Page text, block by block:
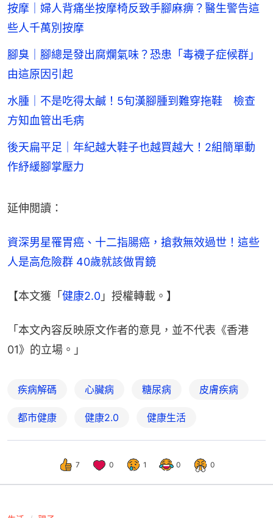
按摩｜婦人背痛坐按摩椅反致手腳麻痹？醫生警告這
些人千萬別按摩
腳臭｜腳總是發出腐爛氣味？恐患「毒襪子症候群」
由這原因引起
水腫｜不是吃得太鹹！5旬漢腳腫到難穿拖鞋 檢查
方知血管出毛病
後天扁平足｜年紀越大鞋子也越買越大！2組簡單動
作紓緩腳掌壓力
延伸閲讀：
資深男星罹胃癌、十二指腸癌，搶救無效過世！這些
人是高危險群 40歲就該做胃鏡
【本文獲「 健康2.0 」授權轉載。】
「本文內容反映原文作者的意見，並不代表《香港
01》的立場。」
疾病解碼 心臟病 糖尿病 皮膚疾病
都市健康 健康2.0 健康生活
7 0 1 0 0